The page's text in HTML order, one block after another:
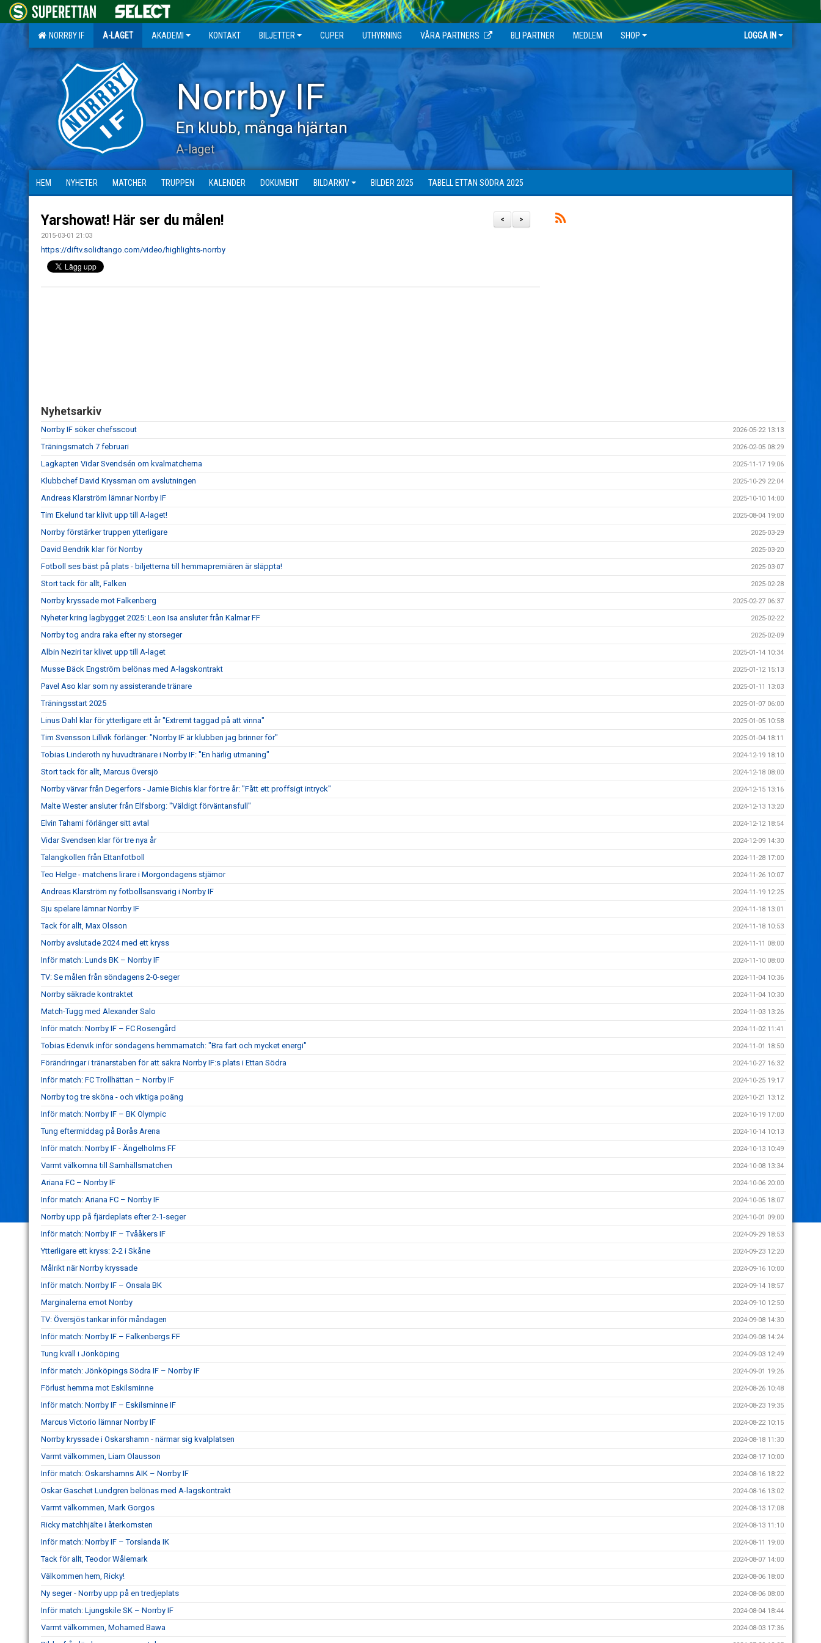
NORRBY IF A-LAGET AKADEMI KONTAKT BILJETTER CUPER UTHYRNING VÅRA PARTNERS BLI PARTNER MEDLEM SHOP LOGGA IN
Norrby IF
En klubb, många hjärtan
A-laget
HEM NYHETER MATCHER TRUPPEN KALENDER DOKUMENT BILDARKIV BILDER 2025 TABELL ETTAN SÖDRA 2025
>
<
Yarshowat! Här ser du målen!
2015-03-01 21:03
https://diftv.solidtango.com/video/highlights-norrby
Nyhetsarkiv
Norrby IF söker chefsscout 2026-05-22 13:13
Träningsmatch 7 februari 2026-02-05 08:29
Lagkapten Vidar Svendsén om kvalmatcherna 2025-11-17 19:06
Klubbchef David Kryssman om avslutningen 2025-10-29 22:04
Andreas Klarström lämnar Norrby IF 2025-10-10 14:00
Tim Ekelund tar klivit upp till A-laget! 2025-08-04 19:00
Norrby förstärker truppen ytterligare 2025-03-29
David Bendrik klar för Norrby 2025-03-20
Fotboll ses bäst på plats - biljetterna till hemmapremiären är släppta! 2025-03-07
Stort tack för allt, Falken 2025-02-28
Norrby kryssade mot Falkenberg 2025-02-27 06:37
Nyheter kring lagbygget 2025: Leon Isa ansluter från Kalmar FF 2025-02-22
Norrby tog andra raka efter ny storseger 2025-02-09
Albin Neziri tar klivet upp till A-laget 2025-01-14 10:34
Musse Bäck Engström belönas med A-lagskontrakt 2025-01-12 15:13
Pavel Aso klar som ny assisterande tränare 2025-01-11 13:03
Träningsstart 2025 2025-01-07 06:00
Linus Dahl klar för ytterligare ett år "Extremt taggad på att vinna" 2025-01-05 10:58
Tim Svensson Lillvik förlänger: "Norrby IF är klubben jag brinner för" 2025-01-04 18:11
Tobias Linderoth ny huvudtränare i Norrby IF: "En härlig utmaning" 2024-12-19 18:10
Stort tack för allt, Marcus Översjö 2024-12-18 08:00
Norrby värvar från Degerfors - Jamie Bichis klar för tre år: "Fått ett proffsigt intryck" 2024-12-15 13:16
Malte Wester ansluter från Elfsborg: "Väldigt förväntansfull" 2024-12-13 13:20
Elvin Tahami förlänger sitt avtal 2024-12-12 18:54
Vidar Svendsen klar för tre nya år 2024-12-09 14:30
Talangkollen från Ettanfotboll 2024-11-28 17:00
Teo Helge - matchens lirare i Morgondagens stjärnor 2024-11-26 10:07
Andreas Klarström ny fotbollsansvarig i Norrby IF 2024-11-19 12:25
Sju spelare lämnar Norrby IF 2024-11-18 13:01
Tack för allt, Max Olsson 2024-11-18 10:53
Norrby avslutade 2024 med ett kryss 2024-11-11 08:00
Inför match: Lunds BK – Norrby IF 2024-11-10 08:00
TV: Se målen från söndagens 2-0-seger 2024-11-04 10:36
Norrby säkrade kontraktet 2024-11-04 10:30
Match-Tugg med Alexander Salo 2024-11-03 13:26
Inför match: Norrby IF – FC Rosengård 2024-11-02 11:41
Tobias Edenvik inför söndagens hemmamatch: "Bra fart och mycket energi" 2024-11-01 18:50
Förändringar i tränarstaben för att säkra Norrby IF:s plats i Ettan Södra 2024-10-27 16:32
Inför match: FC Trollhättan – Norrby IF 2024-10-25 19:17
Norrby tog tre sköna - och viktiga poäng 2024-10-21 13:12
Inför match: Norrby IF – BK Olympic 2024-10-19 17:00
Tung eftermiddag på Borås Arena 2024-10-14 10:13
Inför match: Norrby IF - Ängelholms FF 2024-10-13 10:49
Varmt välkomna till Samhällsmatchen 2024-10-08 13:34
Ariana FC – Norrby IF 2024-10-06 20:00
Inför match: Ariana FC – Norrby IF 2024-10-05 18:07
Norrby upp på fjärdeplats efter 2-1-seger 2024-10-01 09:00
Inför match: Norrby IF – Tvååkers IF 2024-09-29 18:53
Ytterligare ett kryss: 2-2 i Skåne 2024-09-23 12:20
Målrikt när Norrby kryssade 2024-09-16 10:00
Inför match: Norrby IF – Onsala BK 2024-09-14 18:57
Marginalerna emot Norrby 2024-09-10 12:50
TV: Översjös tankar inför måndagen 2024-09-08 14:30
Inför match: Norrby IF – Falkenbergs FF 2024-09-08 14:24
Tung kväll i Jönköping 2024-09-03 12:49
Inför match: Jönköpings Södra IF – Norrby IF 2024-09-01 19:26
Förlust hemma mot Eskilsminne 2024-08-26 10:48
Inför match: Norrby IF – Eskilsminne IF 2024-08-23 19:35
Marcus Victorio lämnar Norrby IF 2024-08-22 10:15
Norrby kryssade i Oskarshamn - närmar sig kvalplatsen 2024-08-18 11:30
Varmt välkommen, Liam Olausson 2024-08-17 10:00
Inför match: Oskarshamns AIK – Norrby IF 2024-08-16 18:22
Oskar Gaschet Lundgren belönas med A-lagskontrakt 2024-08-16 13:02
Varmt välkommen, Mark Gorgos 2024-08-13 17:08
Ricky matchhjälte i återkomsten 2024-08-13 11:10
Inför match: Norrby IF – Torslanda IK 2024-08-11 19:00
Tack för allt, Teodor Wålemark 2024-08-07 14:00
Välkommen hem, Ricky! 2024-08-06 18:00
Ny seger - Norrby upp på en tredjeplats 2024-08-06 08:00
Inför match: Ljungskile SK – Norrby IF 2024-08-04 18:44
Varmt välkommen, Mohamed Bawa 2024-08-03 17:36